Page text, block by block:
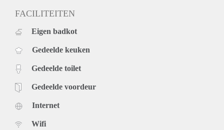
FACILITEITEN
Eigen badkot
Gedeelde keuken
Gedeelde toilet
Gedeelde voordeur
Internet
Wifi